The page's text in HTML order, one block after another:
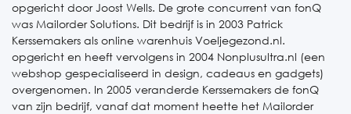
opgericht door Joost Wells. De grote concurrent van fonQ
was Mailorder Solutions. Dit bedrijf is in 2003 Patrick
Kerssemakers als online warenhuis Voeljegezond.nl.
opgericht en heeft vervolgens in 2004 Nonplusultra.nl (een
webshop gespecialiseerd in design, cadeaus en gadgets)
overgenomen. In 2005 veranderde Kerssemakers de fonQ
van zijn bedrijf, vanaf dat moment heette het Mailorder